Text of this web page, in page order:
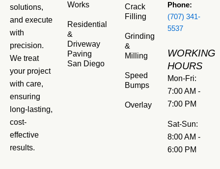
solutions,
and execute
with
precision.
We treat
your project
with care,
ensuring
long-lasting,
cost-
effective
results.
Works
Residential
&
Driveway
Paving
San Diego
Crack
Filling
Grinding
&
Milling
Speed
Bumps
Overlay
Phone:
(707) 341-
5537
WORKING
HOURS
Mon-Fri:
7:00 AM -
7:00 PM
Sat-Sun:
8:00 AM -
6:00 PM